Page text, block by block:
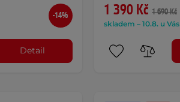
-14%
Detail
1 390 Kč 1 690 Kč
skladem – 10.8. u Vás